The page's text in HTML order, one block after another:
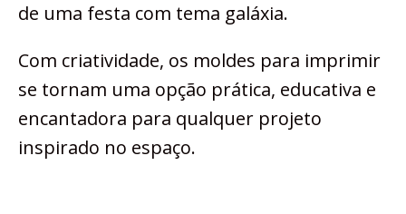
de uma festa com tema galáxia.
Com criatividade, os moldes para imprimir
se tornam uma opção prática, educativa e
encantadora para qualquer projeto
inspirado no espaço.